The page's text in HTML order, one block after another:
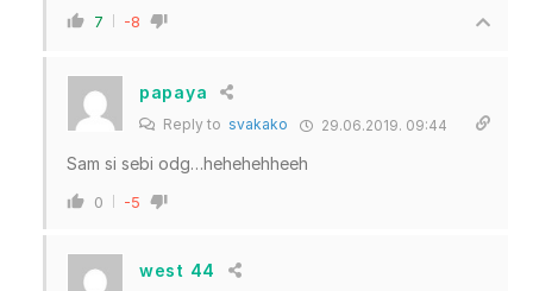
7 -8
papaya
Reply to svakako 29.06.2019. 09:44
Sam si sebi odg…hehehehheeh
0 -5
west 44